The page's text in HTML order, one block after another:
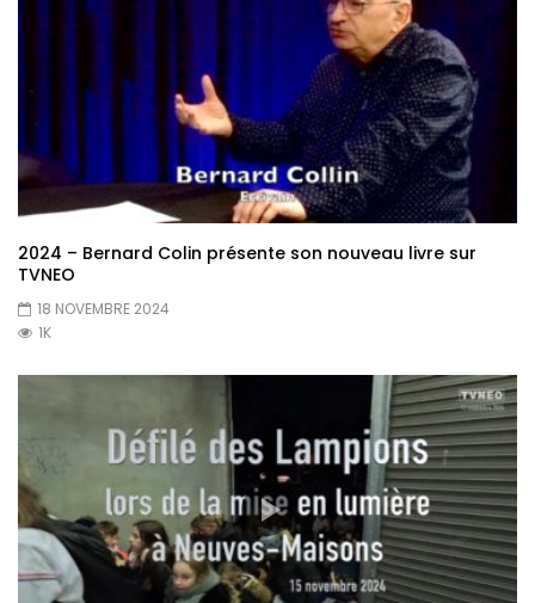
2024 – Bernard Colin présente son nouveau livre sur
TVNEO
18 NOVEMBRE 2024
1K